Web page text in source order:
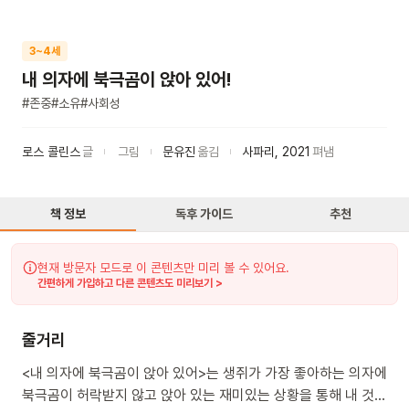
3~4세
내 의자에 북극곰이 앉아 있어!
#존중#소유#사회성
로스 콜린스글 그림 문유진 옮김 사파리 2021 펴냄
책 정보 독후 가이드 추천
현재 방문자 모드로 이 콘텐츠만 미리 볼 수 있어요.
간편하게 가입하고 다른 콘텐츠도 미리보기 >
줄거리
<내 의자에 북극곰이 앉아 있어>는 생쥐가 가장 좋아하는 의자에
북극곰이 허락받지 않고 앉아 있는 재미있는 상황을 통해 내 것과